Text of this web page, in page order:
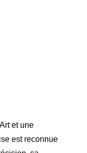
et une
est reconnue